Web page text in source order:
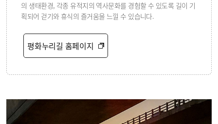
의 생태환경, 각종 유적지의 역사문화를 경험할 수 있도록 길이 기
획되어 걷기와 휴식의 즐거움을 느낄 수 있습니다.
평화누리길 홈페이지